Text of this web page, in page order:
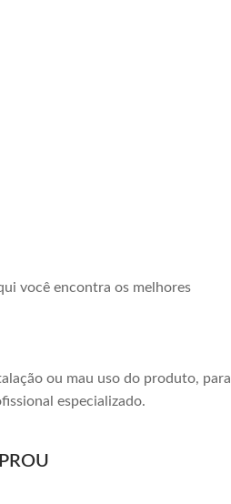
você encontra os melhores
ou mau uso do produto, para
especializado.